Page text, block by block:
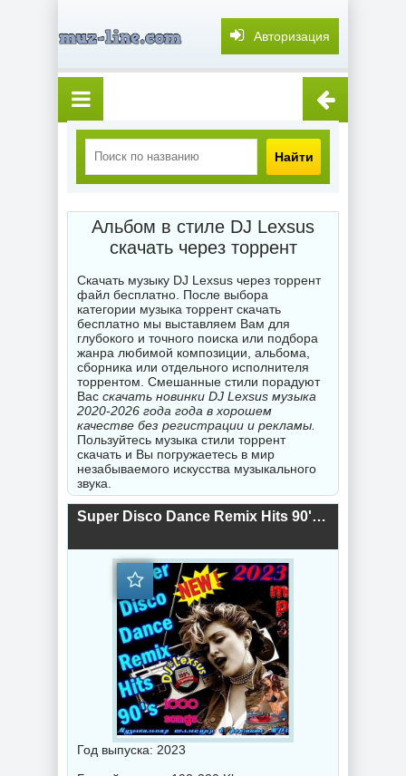
Авторизация
Найти
Альбом в стиле DJ Lexsus
скачать через торрент
Скачать музыку DJ Lexsus через торрент
файл бесплатно. После выбора
категории музыка торрент скачать
бесплатно мы выставляем Вам для
глубокого и точного поиска или подбора
жанра любимой композиции, альбома,
сборника или отдельного исполнителя
торрентом. Смешанные стили порадуют
Вас скачать новинки DJ Lexsus музыка
2020-2026 года года в хорошем
качестве без регистрации и рекламы.
Пользуйтесь музыка стили торрент
скачать и Вы погружаетесь в мир
незабываемого искусства музыкального
звука.
Super Disco Dance Remix Hits 90's (2023) торрент
Год выпуска: 2023